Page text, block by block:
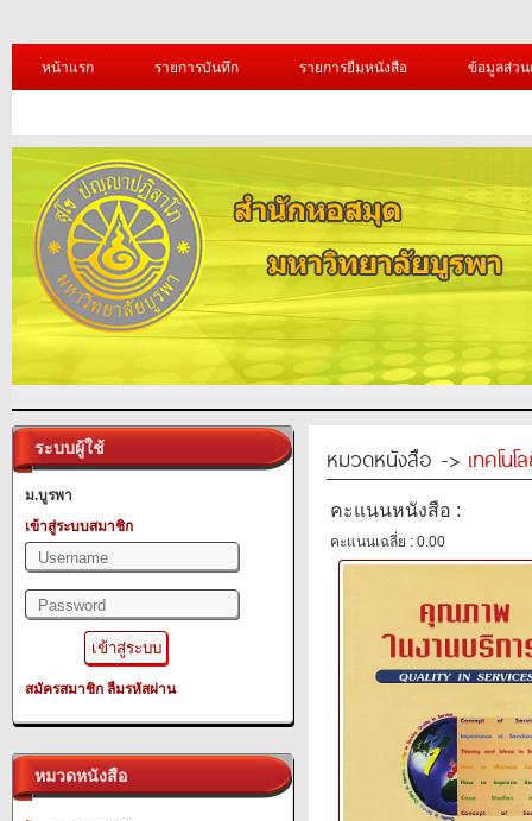
หน้าแรก รายการบันทึก รายการยืมหนังสือ ข้อมูลส่ว
ระบบผู้ใช้
ม.บูรพา
เข้าสู่ระบบสมาชิก
สมัครสมาชิก ลืมรหัสผ่าน
หมวดหนังสือ
หมวดหนังสือ -> เทคโน
คะแนนหนังสือ :
คะแนนเฉลี่ย : 0.00